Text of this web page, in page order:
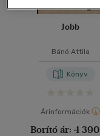
Jobb
Bánó Attila
Könyv
Árinformációk
Borító ár: 4